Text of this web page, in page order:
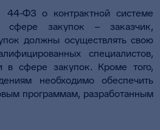
ФЗ о контрактной системе
сфере закупок – заказчик,
должны осуществлять свою
специалистов,
в сфере закупок. Кроме того,
необходимо обеспечить
программам, разработанным